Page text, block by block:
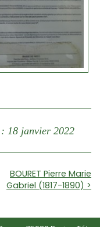
18 janvier 2022
BOURET Pierre Marie
Gabriel (1817-1890) >